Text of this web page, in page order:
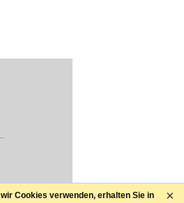
×
Cookies verwenden, erhalten Sie in